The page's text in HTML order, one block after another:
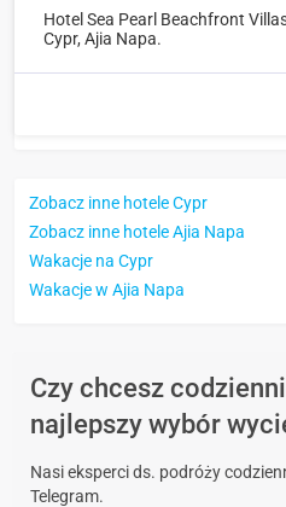
Hotel Sea Pearl Beachfront
Cypr, Ajia Napa.
Zobacz inne hotele Cypr
Zobacz inne hotele Ajia Napa
Wakacje na Cypr
Wakacje w Ajia Napa
Czy chcesz
najlepszy wybór
Nasi eksperci ds. podróży
Telegram.